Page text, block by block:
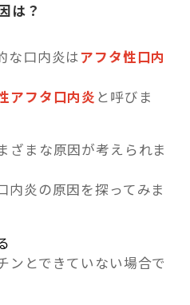
は？
な口内炎はアフタ性口内
アフタ口内炎 と呼びま
ざまな原因が考えられま
内炎の原因を探ってみま
ンとできていない場合で